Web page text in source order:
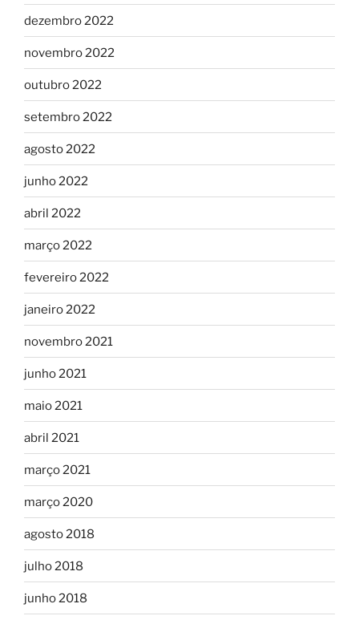
dezembro 2022
novembro 2022
outubro 2022
setembro 2022
agosto 2022
junho 2022
abril 2022
março 2022
fevereiro 2022
janeiro 2022
novembro 2021
junho 2021
maio 2021
abril 2021
março 2021
março 2020
agosto 2018
julho 2018
junho 2018